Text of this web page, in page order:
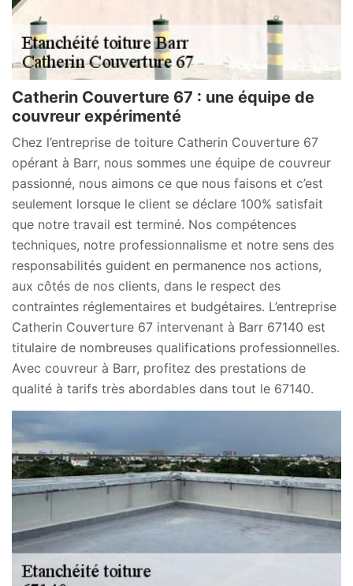
Catherin Couverture 67 : une équipe de
couvreur expérimenté
Chez l’entreprise de toiture Catherin Couverture 67
opérant à Barr, nous sommes une équipe de couvreur
passionné, nous aimons ce que nous faisons et c’est
seulement lorsque le client se déclare 100% satisfait
que notre travail est terminé. Nos compétences
techniques, notre professionnalisme et notre sens des
responsabilités guident en permanence nos actions,
aux côtés de nos clients, dans le respect des
contraintes réglementaires et budgétaires. L’entreprise
Catherin Couverture 67 intervenant à Barr 67140 est
titulaire de nombreuses qualifications professionnelles.
Avec couvreur à Barr, profitez des prestations de
qualité à tarifs très abordables dans tout le 67140.